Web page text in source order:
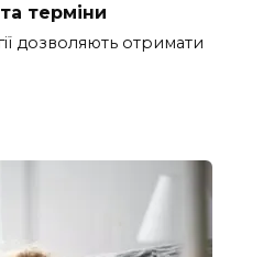
терміни
дозволяють отримати